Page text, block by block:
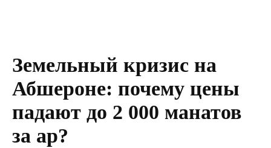
Земельный кризис на
Абшероне: почему цены
падают до 2 000 манатов
за ар?